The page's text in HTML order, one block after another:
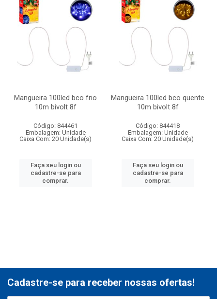
Mangueira 100led bco frio
10m bivolt 8f
Código: 844461
Embalagem: Unidade
Caixa Com: 20 Unidade(s)
Faça seu login ou
cadastre-se para
comprar.
Mangueira 100led bco quente
10m bivolt 8f
Código: 844418
Embalagem: Unidade
Caixa Com: 20 Unidade(s)
Faça seu login ou
cadastre-se para
comprar.
Cadastre-se para receber nossas ofertas!